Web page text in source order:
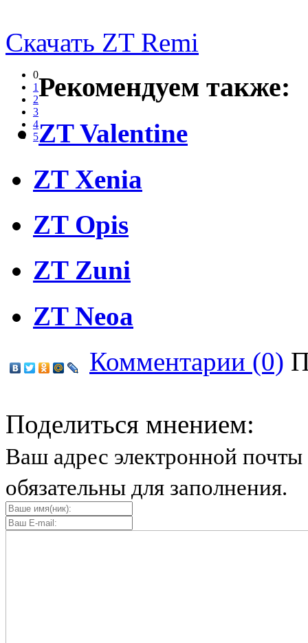
Скачать ZT Remi
0
1
2
3
4
5
Рекомендуем также:
ZT Valentine
ZT Xenia
ZT Opis
ZT Zuni
ZT Neoa
Комментарии (0)
Поделиться мнением:
Ваш адрес электронной
обязательны для заполнения.